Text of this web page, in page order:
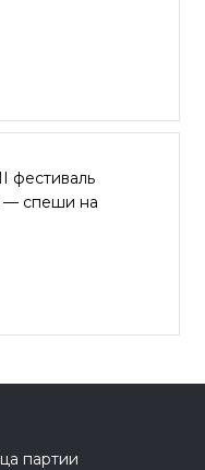
фестиваль
— спеши на
партии